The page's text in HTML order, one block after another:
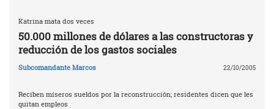
Katrina mata dos veces
50.000 millones de dólares a las constructoras y
reducción de los gastos sociales
Subcomandante Marcos 22/10/2005
Reciben míseros sueldos por la reconstrucción; residentes dicen que les
quitan empleos